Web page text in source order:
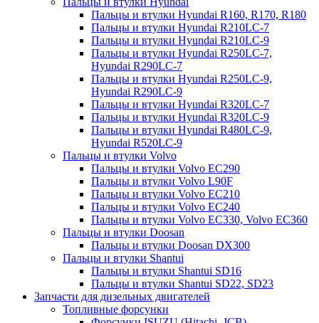
Пальцы и втулки Hyundai R160, R170, R180
Пальцы и втулки Hyundai R210LC-7
Пальцы и втулки Hyundai R210LC-9
Пальцы и втулки Hyundai R250LC-7,
Hyundai R290LC-7
Пальцы и втулки Hyundai R250LC-9,
Hyundai R290LC-9
Пальцы и втулки Hyundai R320LC-7
Пальцы и втулки Hyundai R320LC-9
Пальцы и втулки Hyundai R480LC-9,
Hyundai R520LC-9
Пальцы и втулки Volvo
Пальцы и втулки Volvo EC290
Пальцы и втулки Volvo L90F
Пальцы и втулки Volvo EC210
Пальцы и втулки Volvo EC240
Пальцы и втулки Volvo EC330, Volvo EC360
Пальцы и втулки Doosan
Пальцы и втулки Doosan DX300
Пальцы и втулки Shantui
Пальцы и втулки Shantui SD16
Пальцы и втулки Shantui SD22, SD23
Запчасти для дизельных двигателей
Топливные форсунки